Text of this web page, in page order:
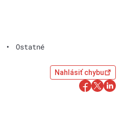
• Ostatné
Nahlásiť chybu